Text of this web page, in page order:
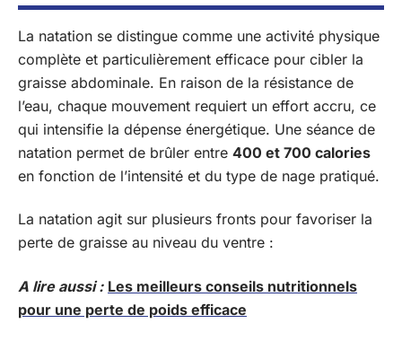
La natation se distingue comme une activité physique
complète et particulièrement efficace pour cibler la
graisse abdominale. En raison de la résistance de
l’eau, chaque mouvement requiert un effort accru, ce
qui intensifie la dépense énergétique. Une séance de
natation permet de brûler entre 400 et 700 calories
en fonction de l’intensité et du type de nage pratiqué.
La natation agit sur plusieurs fronts pour favoriser la
perte de graisse au niveau du ventre :
A lire aussi : Les meilleurs conseils nutritionnels
pour une perte de poids efficace